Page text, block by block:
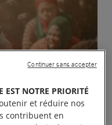
EST NOTRE PRIORITÉ
et réduire nos
contribuent en
Continuer sans accepter